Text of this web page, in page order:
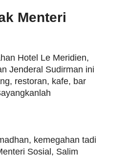
Menteri
Hotel Le Meridien,
Jenderal Sudirman ini
restoran, kafe, bar
kemegahan tadi
Sosial, Salim